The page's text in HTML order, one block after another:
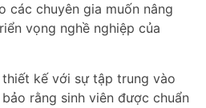
các chuyên gia muốn nâng
vọng nghề nghiệp của
kế với sự tập trung vào
rằng sinh viên được chuẩn